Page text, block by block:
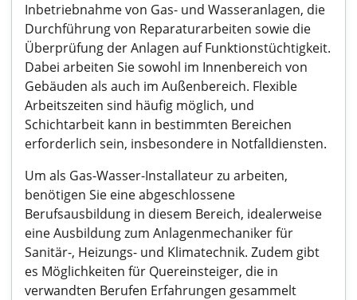
Inbetriebnahme von Gas- und Wasseranlagen, die
Durchführung von Reparaturarbeiten sowie die
Überprüfung der Anlagen auf Funktionstüchtigkeit.
Dabei arbeiten Sie sowohl im Innenbereich von
Gebäuden als auch im Außenbereich. Flexible
Arbeitszeiten sind häufig möglich, und
Schichtarbeit kann in bestimmten Bereichen
erforderlich sein, insbesondere in Notfalldiensten.
Um als Gas-Wasser-Installateur zu arbeiten,
benötigen Sie eine abgeschlossene
Berufsausbildung in diesem Bereich, idealerweise
eine Ausbildung zum Anlagenmechaniker für
Sanitär-, Heizungs- und Klimatechnik. Zudem gibt
es Möglichkeiten für Quereinsteiger, die in
verwandten Berufen Erfahrungen gesammelt